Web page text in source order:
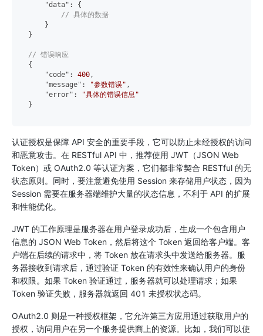
"data" :
{
// 具体的数据
}
}
// 错误响应
{
"code" : 400,
"message" : "参数错误" ,
"error" :
"具体的错误信息"
}
认证授权是保障 API 安全的重要手段，它可以防止未经授权的访问
和恶意攻击。在 RESTful API 中，推荐使用 JWT（JSON Web
Token）或 OAuth2.0 等认证方案，它们都非常契合 RESTful 的无
状态原则。同时，要注意避免使用 Session 来存储用户状态，因为
Session 需要在服务器端维护大量的状态信息，不利于 API 的扩展
和性能优化。
JWT 的工作原理是服务器在用户登录成功后，生成一个包含用户
信息的 JSON Web Token，然后将这个 Token 返回给客户端。客
户端在后续的请求中，将 Token 放在请求头中发送给服务器。服
务器接收到请求后，通过验证 Token 的有效性来确认用户的身份
和权限。如果 Token 验证通过，服务器就可以处理请求；如果
Token 验证失败，服务器就返回 401 未授权状态码。
OAuth2.0 则是一种授权框架，它允许第三方应用通过获取用户的
授权，访问用户在另一个服务提供商上的资源。比如，我们可以使